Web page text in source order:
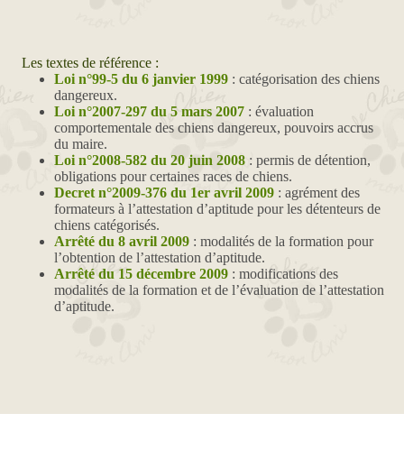
Les textes de référence :
Loi n°99-5 du 6 janvier 1999 : catégorisation des chiens
dangereux.
Loi n°2007-297 du 5 mars 2007 : évaluation
comportementale des chiens dangereux, pouvoirs accrus
du maire.
Loi n°2008-582 du 20 juin 2008 : permis de détention,
obligations pour certaines races de chiens.
Decret n°2009-376 du 1er avril 2009 : agrément des
formateurs à l’attestation d’aptitude pour les détenteurs de
chiens catégorisés.
Arrêté du 8 avril 2009 : modalités de la formation pour
l’obtention de l’attestation d’aptitude.
Arrêté du 15 décembre 2009 : modifications des
modalités de la formation et de l’évaluation de l’attestation
d’aptitude.